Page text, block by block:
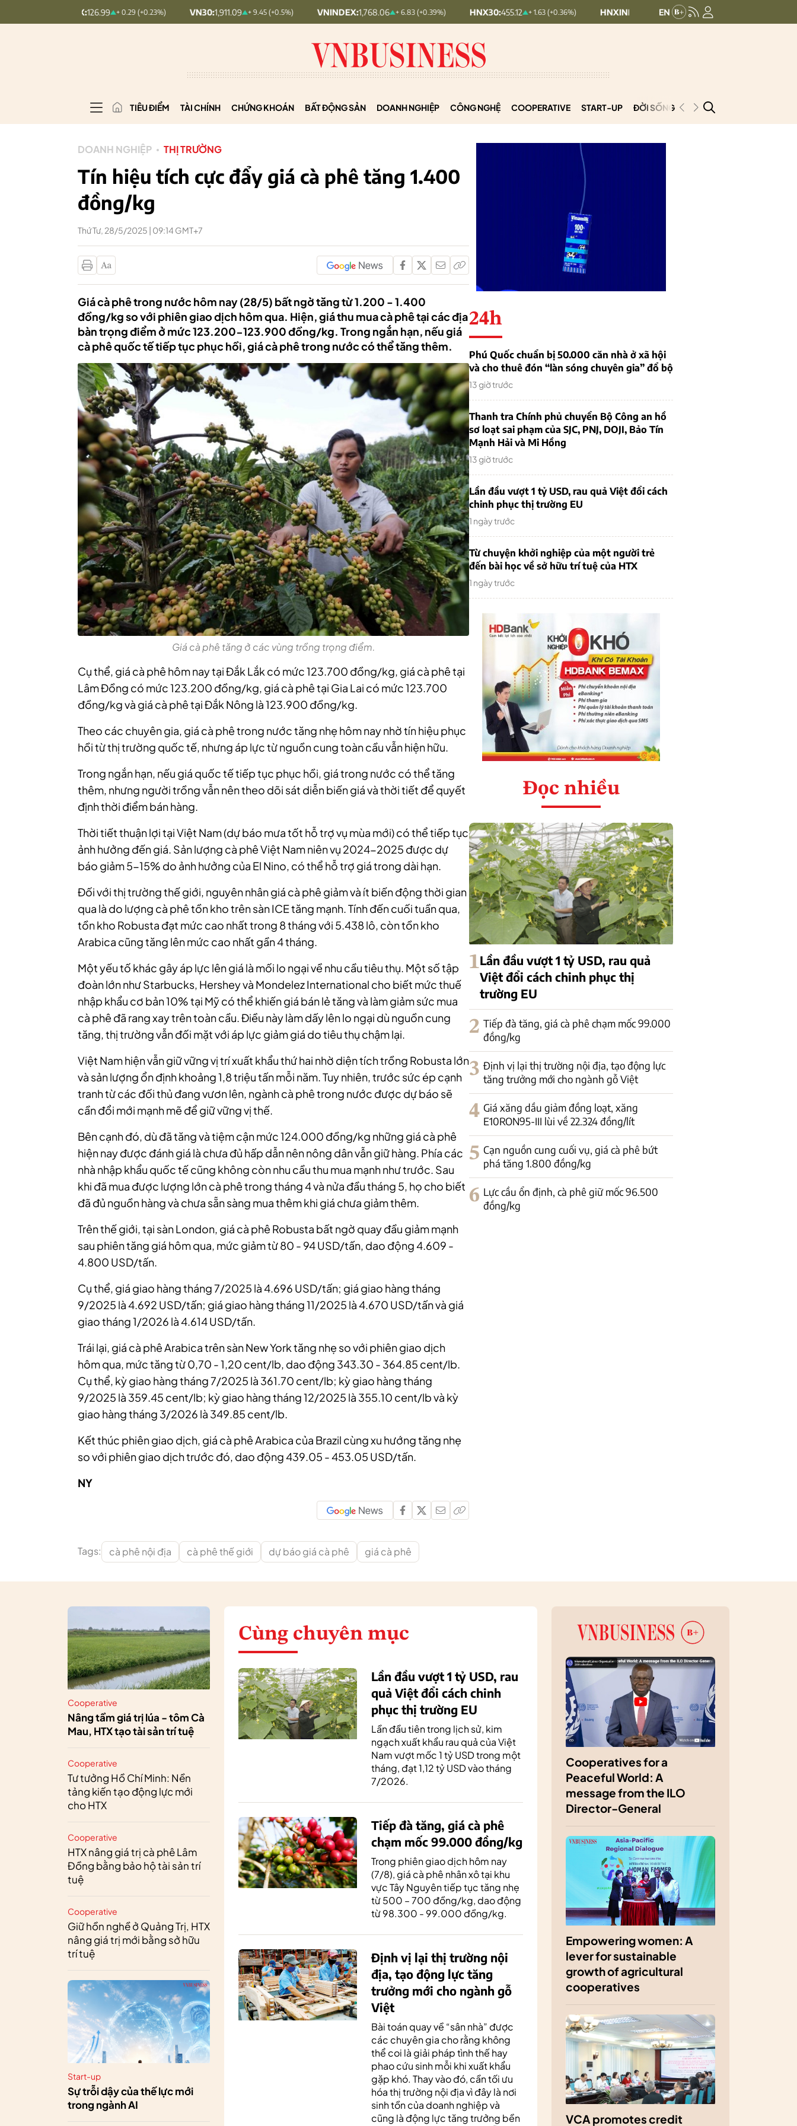
+ 0.29 (+0.23%) VN30:1,911.09 + 9.45 (+0.5%) VNINDEX: 1,768.06 + 6.83 (+0.39%) HNX30: 455.12 + 1.63 (+0.36%) HNXINDEX: 293.44 + 0.25 (+0.09%) UPCOMINDEX:
TIÊU ĐIỂM TÀI CHÍNH CHỨNG KHOÁN BẤT ĐỘNG SẢN DOANH NGHIỆP CÔNG NGHỆ COOPERATIVE START-UP ĐỜI SỐNG PODCAST
DOANH NGHIỆP THỊ TRƯỜNG
Tín hiệu tích cực đẩy giá cà phê tăng 1.400
đồng/kg
Thứ Tư, 28/5/2025 | 09:14 GMT+7
Giá cà phê trong nước hôm nay (28/5) bất ngờ tăng từ 1.200 - 1.400
đồng/kg so với phiên giao dịch hôm qua. Hiện, giá thu mua cà phê tại các địa
bàn trọng điểm ở mức 123.200-123.900 đồng/kg. Trong ngắn hạn, nếu giá
cà phê quốc tế tiếp tục phục hồi, giá cà phê trong nước có thể tăng thêm.
Giá cà phê tăng ở các vùng trồng trọng điểm.
Cụ thể, giá cà phê hôm nay tại Đắk Lắk có mức 123.700 đồng/kg, giá cà phê tại
Lâm Đồng có mức 123.200 đồng/kg, giá cà phê tại Gia Lai có mức 123.700
đồng/kg và giá cà phê tại Đắk Nông là 123.900 đồng/kg.
Theo các chuyên gia, giá cà phê trong nước tăng nhẹ hôm nay nhờ tín hiệu phục
hồi từ thị trường quốc tế, nhưng áp lực từ nguồn cung toàn cầu vẫn hiện hữu.
Trong ngắn hạn, nếu giá quốc tế tiếp tục phục hồi, giá trong nước có thể tăng
thêm, nhưng người trồng vẫn nên theo dõi sát diễn biến giá và thời tiết để quyết
định thời điểm bán hàng.
Thời tiết thuận lợi tại Việt Nam (dự báo mưa tốt hỗ trợ vụ mùa mới) có thể tiếp tục
ảnh hưởng đến giá. Sản lượng cà phê Việt Nam niên vụ 2024-2025 được dự
báo giảm 5-15% do ảnh hưởng của El Nino, có thể hỗ trợ giá trong dài hạn.
Đối với thị trường thế giới, nguyên nhân giá cà phê giảm và ít biến động thời gian
qua là do lượng cà phê tồn kho trên sàn ICE tăng mạnh. Tính đến cuối tuần qua,
tồn kho Robusta đạt mức cao nhất trong 8 tháng với 5.438 lô, còn tồn kho
Arabica cũng tăng lên mức cao nhất gần 4 tháng.
Một yếu tố khác gây áp lực lên giá là mối lo ngại về nhu cầu tiêu thụ. Một số tập
đoàn lớn như Starbucks, Hershey và Mondelez International cho biết mức thuế
nhập khẩu cơ bản 10% tại Mỹ có thể khiến giá bán lẻ tăng và làm giảm sức mua
cà phê đã rang xay trên toàn cầu. Điều này làm dấy lên lo ngại dù nguồn cung
tăng, thị trường vẫn đối mặt với áp lực giảm giá do tiêu thụ chậm lại.
Việt Nam hiện vẫn giữ vững vị trí xuất khẩu thứ hai nhờ diện tích trồng Robusta lớn
và sản lượng ổn định khoảng 1,8 triệu tấn mỗi năm. Tuy nhiên, trước sức ép cạnh
tranh từ các đối thủ đang vươn lên, ngành cà phê trong nước được dự báo sẽ
cần đổi mới mạnh mẽ để giữ vững vị thế.
Bên cạnh đó, dù đã tăng và tiệm cận mức 124.000 đồng/kg những giá cà phê
hiện nay được đánh giá là chưa đủ hấp dẫn nên nông dân vẫn giữ hàng. Phía các
nhà nhập khẩu quốc tế cũng không còn nhu cầu thu mua mạnh như trước. Sau
khi đã mua được lượng lớn cà phê trong tháng 4 và nửa đầu tháng 5, họ cho biết
đã đủ nguồn hàng và chưa sẵn sàng mua thêm khi giá chưa giảm thêm.
Trên thế giới, tại sàn London, giá cà phê Robusta bất ngờ quay đầu giảm mạnh
sau phiên tăng giá hôm qua, mức giảm từ 80 - 94 USD/tấn, dao động 4.609 -
4.800 USD/tấn.
Cụ thể, giá giao hàng tháng 7/2025 là 4.696 USD/tấn; giá giao hàng tháng
9/2025 là 4.692 USD/tấn; giá giao hàng tháng 11/2025 là 4.670 USD/tấn và giá
giao tháng 1/2026 là 4.614 USD/tấn.
Trái lại, giá cà phê Arabica trên sàn New York tăng nhẹ so với phiên giao dịch
hôm qua, mức tăng từ 0,70 - 1,20 cent/lb, dao động 343.30 - 364.85 cent/lb.
Cụ thể, kỳ giao hàng tháng 7/2025 là 361.70 cent/lb; kỳ giao hàng tháng
9/2025 là 359.45 cent/lb; kỳ giao hàng tháng 12/2025 là 355.10 cent/lb và kỳ
giao hàng tháng 3/2026 là 349.85 cent/lb.
Kết thúc phiên giao dịch, giá cà phê Arabica của Brazil cùng xu hướng tăng nhẹ
so với phiên giao dịch trước đó, dao động 439.05 - 453.05 USD/tấn.
NY
Tags: cà phê nội địa cà phê thế giới dự báo giá cà phê giá cà phê
24h
Phú Quốc chuẩn bị 50.000 căn nhà ở xã hội
và cho thuê đón “làn sóng chuyên gia” đổ bộ
13 giờ trước
Thanh tra Chính phủ chuyển Bộ Công an hồ
sơ loạt sai phạm của SJC, PNJ, DOJI, Bảo Tín
Mạnh Hải và Mi Hồng
13 giờ trước
Lần đầu vượt 1 tỷ USD, rau quả Việt đổi cách
chinh phục thị trường EU
1 ngày trước
Từ chuyện khởi nghiệp của một người trẻ
đến bài học về sở hữu trí tuệ của HTX
1 ngày trước
Đọc nhiều
1Lần đầu vượt 1 tỷ USD, rau quả
Việt đổi cách chinh phục thị
trường EU
2 Tiếp đà tăng, giá cà phê chạm mốc 99.000
đồng/kg
3 Định vị lại thị trường nội địa, tạo động lực
tăng trưởng mới cho ngành gỗ Việt
4 Giá xăng dầu giảm đồng loạt, xăng
E10RON95-III lùi về 22.324 đồng/lít
5 Cạn nguồn cung cuối vụ, giá cà phê bứt
phá tăng 1.800 đồng/kg
6 Lực cầu ổn định, cà phê giữ mốc 96.500
đồng/kg
Cooperative
Nâng tầm giá trị lúa - tôm Cà
Mau, HTX tạo tài sản trí tuệ
Cooperative
Tư tưởng Hồ Chí Minh: Nền
tảng kiến tạo động lực mới
cho HTX
Cooperative
HTX nâng giá trị cà phê Lâm
Đồng bằng bảo hộ tài sản trí
tuệ
Cooperative
Giữ hồn nghề ở Quảng Trị, HTX
nâng giá trị mới bằng sở hữu
trí tuệ
Start-up
Sự trỗi dậy của thế lực mới
trong ngành AI
Cùng chuyên mục
Lần đầu vượt 1 tỷ USD, rau
quả Việt đổi cách chinh
phục thị trường EU
Lần đầu tiên trong lịch sử, kim
ngạch xuất khẩu rau quả của Việt
Nam vượt mốc 1 tỷ USD trong một
tháng, đạt 1,12 tỷ USD vào tháng
7/2026.
Tiếp đà tăng, giá cà phê
chạm mốc 99.000 đồng/kg
Trong phiên giao dịch hôm nay
(7/8), giá cà phê nhân xô tại khu
vực Tây Nguyên tiếp tục tăng nhẹ
từ 500 – 700 đồng/kg, dao động
từ 98.300 - 99.000 đồng/kg.
Định vị lại thị trường nội
địa, tạo động lực tăng
trưởng mới cho ngành gỗ
Việt
Bài toán quay về “sân nhà” được
các chuyên gia cho rằng không
thể coi là giải pháp tình thế hay
phao cứu sinh mỗi khi xuất khẩu
gặp khó. Thay vào đó, cần tối ưu
hóa thị trường nội địa vì đây là nơi
sinh tồn của doanh nghiệp và
cũng là động lực tăng trưởng bền
Cooperatives for a
Peaceful World: A
message from the ILO
Director-General
Empowering women: A
lever for sustainable
growth of agricultural
cooperatives
VCA promotes credit